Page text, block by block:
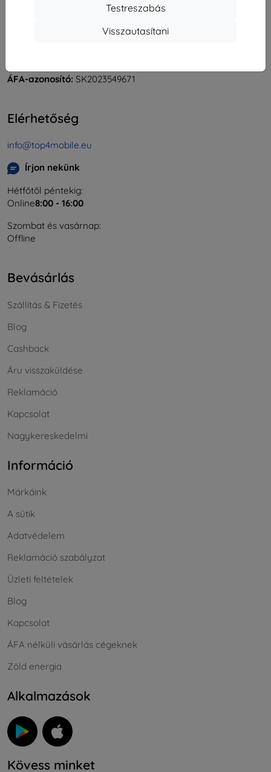
Testreszabás
Visszautasítani
Rudolf Mocka utca 3750/2A
ÁFA-azonosító: SK2023549671
Elérhetőség
info@top4mobile.eu
Írjon nekünk
Hétfőtől péntekig:
Online8:00 - 16:00
Szombat és vasárnap:
Offline
Bevásárlás
Szállítás & Fizetés
Blog
Cashback
Áru visszaküldése
Reklamáció
Kapcsolat
Nagykereskedelmi
Információ
Márkáink
A sütik
Adatvédelem
Reklamáció szabályzat
Üzleti feltételek
Blog
Kapcsolat
ÁFA nélküli vásárlás cégeknek
Zöld energia
Alkalmazások
Kövess minket